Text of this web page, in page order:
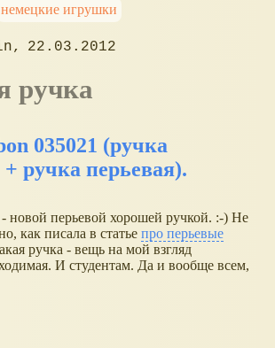
немецкие игрушки
22.03.2012
ручка
035021 (ручка
ручка перьевая).
новой перьевой хорошей ручкой. :-) Не
как писала в статье про перьевые
ручка - вещь на мой взгляд
И студентам. Да и вообще всем,